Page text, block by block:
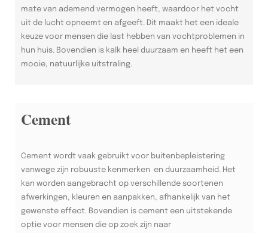
mate van ademend vermogen heeft, waardoor het vocht
uit de lucht opneemt en afgeeft. Dit maakt het een ideale
keuze voor mensen die last hebben van vochtproblemen in
hun huis. Bovendien is kalk heel duurzaam en heeft het een
mooie, natuurlijke uitstraling.
Cement
Cement wordt vaak gebruikt voor buitenbepleistering
vanwege zijn robuuste kenmerken en duurzaamheid. Het
kan worden aangebracht op verschillende soortenen
afwerkingen, kleuren en aanpakken, afhankelijk van het
gewenste effect. Bovendien is cement een uitstekende
optie voor mensen die op zoek zijn naar